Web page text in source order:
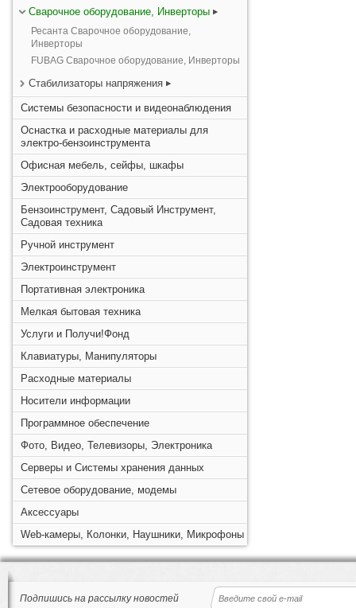
Сварочное оборудование, Инверторы
Ресанта Сварочное оборудование,
Инверторы
FUBAG Сварочное оборудование, Инверторы
Стабилизаторы напряжения
Системы безопасности и видеонаблюдения
Оснастка и расходные материалы для
электро-бензоинструмента
Офисная мебель, сейфы, шкафы
Электрооборудование
Бензоинструмент, Садовый Инструмент,
Садовая техника
Ручной инструмент
Электроинструмент
Портативная электроника
Мелкая бытовая техника
Услуги и Получи!Фонд
Клавиатуры, Манипуляторы
Расходные материалы
Носители информации
Программное обеспечение
Фото, Видео, Телевизоры, Электроника
Серверы и Системы хранения данных
Сетевое оборудование, модемы
Аксессуары
Web-камеры, Колонки, Наушники, Микрофоны
Подпишись на рассылку новостей